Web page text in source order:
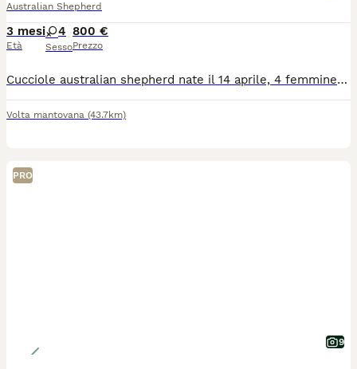
Australian Shepherd
3 mesi
Età
4
Sesso
800 €
Prezzo
Cucciole australian shepherd nate il 14 aprile, 4 femmine black tricolor coda lunga, ottimo pedigree e linee di sangue, genitori geneticamente testati e lastrati, entrambi totalmente esenti. I cuccioli sono allevati in casa, socializzati con cani e gatti e con un minimo di educazione, comandi base e abituazione alla passeggiata al guinzaglio. Vengono ceduti vaccinati, sverminati, microchippati, con pedigree Enci e visita oculistica certificata FSA. I cuccioli possono anche essere prenotati e ritirati dopo l'estate per chi avesse questa esigenza
Volta mantovana (43.7km)
PRO
9